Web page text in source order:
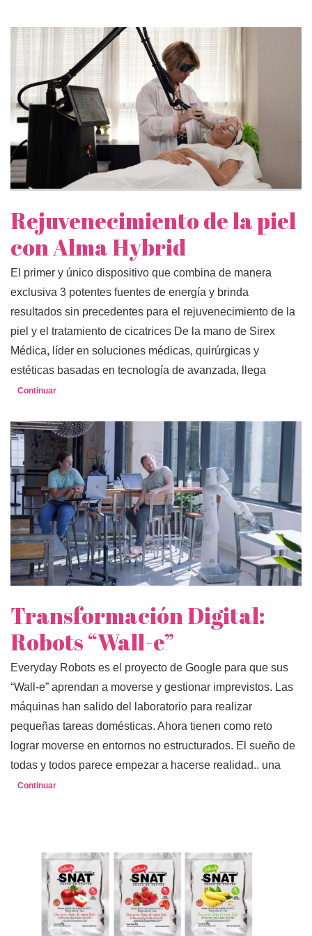
Rejuvenecimiento de la piel
con Alma Hybrid
El primer y único dispositivo que combina de manera
exclusiva 3 potentes fuentes de energía y brinda
resultados sin precedentes para el rejuvenecimiento de la
piel y el tratamiento de cicatrices De la mano de Sirex
Médica, líder en soluciones médicas, quirúrgicas y
estéticas basadas en tecnología de avanzada, llega
Continuar
Transformación Digital:
Robots “Wall-e”
Everyday Robots es el proyecto de Google para que sus
“Wall-e” aprendan a moverse y gestionar imprevistos. Las
máquinas han salido del laboratorio para realizar
pequeñas tareas domésticas. Ahora tienen como reto
lograr moverse en entornos no estructurados. El sueño de
todas y todos parece empezar a hacerse realidad.. una
Continuar